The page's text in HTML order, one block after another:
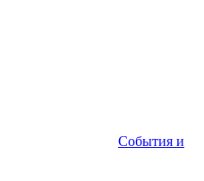
События и